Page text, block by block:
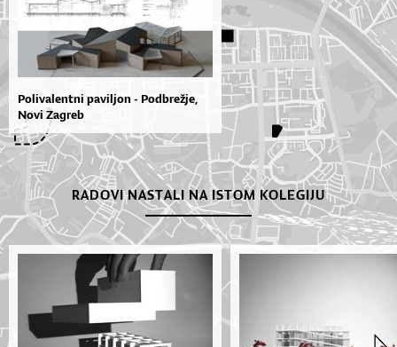
Polivalentni paviljon - Podbrežje,
Novi Zagreb
RADOVI NASTALI NA ISTOM KOLEGIJU